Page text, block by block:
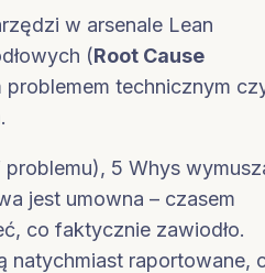
w arsenale Lean
(Root Cause
technicznym
5 Whys
jest umowna – czasem
co faktycznie zawiodło.
natychmiast raportowane,